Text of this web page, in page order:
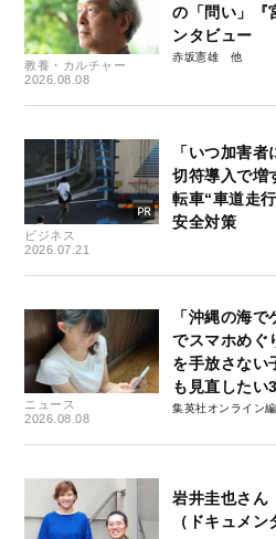
教養・カルチャー
2026.08.08
の「問い」『
ンタビュー
赤坂憲雄
ビジネス
2026.07.21
「いつ加害
切符導入で増
転車“車道走
安全対策
ニュース
2026.08.08
「沖縄の海
でスマホめぐ
を手放さない
も見直したい
集英社オンライン
岩井圭也さん
（ドキュメ